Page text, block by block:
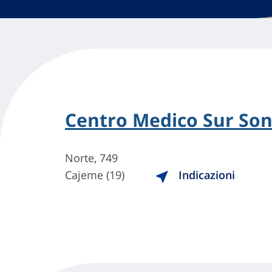
Centro Medico Sur
Norte, 749
Cajeme (19)
Indicazioni